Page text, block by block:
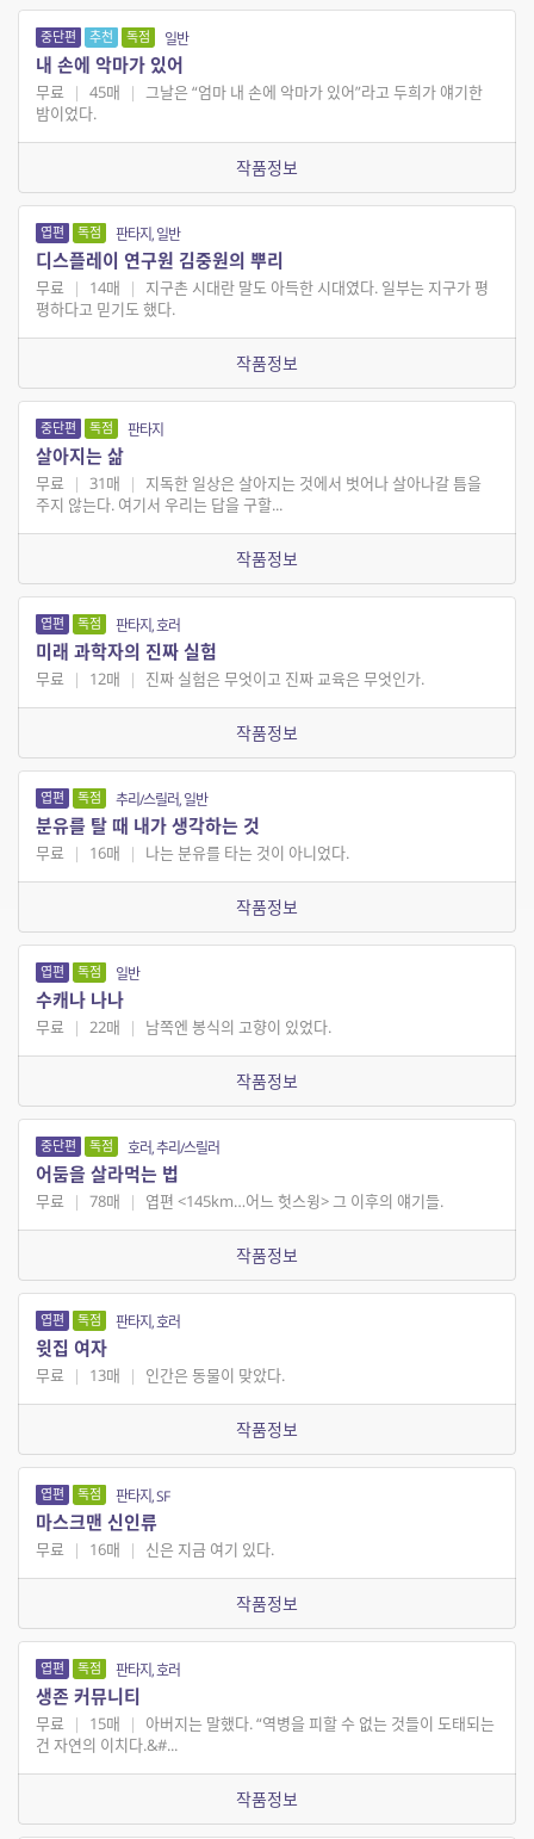
중단편 추천 독점 일반
내 손에 악마가 있어
무료 | 45매 | 그날은 “엄마 내 손에 악마가 있어”라고 두희가 얘기한
밤이었다.
작품정보
엽편 독점 판타지, 일반
디스플레이 연구원 김중원의 뿌리
무료 | 14매 |
지구촌 시대란 말도 아득한 시대였다. 일부는 지구가 평
평하다고 믿기도 했다.
작품정보
중단편 독점 판타지
살아지는 삶
무료 | 31매 |
지독한 일상은 살아지는 것에서 벗어나 살아나갈 틈을
주지 않는다. 여기서 우리는 답을 구할...
작품정보
엽편 독점 판타지, 호러
미래 과학자의 진짜 실험
무료 | 12매 | 진짜 실험은 무엇이고 진짜 교육은 무엇인가.
작품정보
엽편 독점 추리/스릴러, 일반
분유를 탈 때 내가 생각하는 것
무료 | 16매 | 나는 분유를 타는 것이 아니었다.
작품정보
엽편 독점 일반
수캐나 나나
무료 | 22매 | 남쪽엔 봉식의 고향이 있었다.
작품정보
중단편 독점 호러, 추리/스릴러
어둠을 살라먹는 법
무료 | 78매 | 엽편 <145km…어느 헛스윙> 그 이후의 얘기들.
작품정보
엽편 독점 판타지, 호러
윗집 여자
무료 | 13매 | 인간은 동물이 맞았다.
작품정보
엽편 독점 판타지, SF
마스크맨 신인류
무료 | 16매 | 신은 지금 여기 있다.
작품정보
엽편 독점 판타지, 호러
생존 커뮤니티
무료 | 15매 |
아버지는 말했다. “역병을 피할 수 없는 것들이 도태되는
건 자연의 이치다.&#...
작품정보